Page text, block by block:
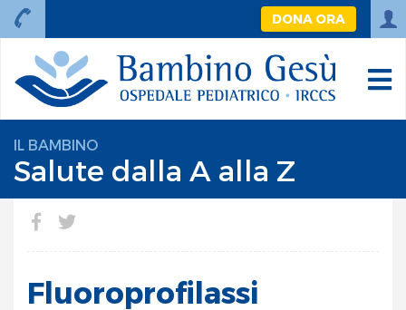
DONA ORA
IL BAMBINO
Salute dalla A alla Z
Fluoroprofilassi